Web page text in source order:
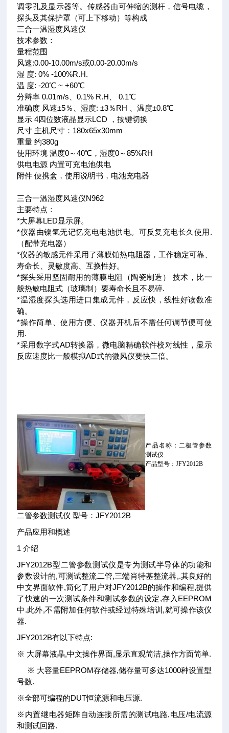
调零孔及显示器等。传感器由可伸缩的测杆，信号电缆，
探头及其保护罩（可上下移动）等构成
三合一温湿度风速仪
技术参数：
量程范围
风速:0.00-10.00m/s或0.00-20.00m/s
湿 度: 0% -100%R.H.
温 度: -20℃ ~ +60℃
分辩率 0.01m/s、0.1% R.H、 0.1℃
准确度 风速±5％、湿度: ±3％RH 、温度±0.8℃
显示 4四位数液晶显示LCD ，按键切换
尺寸 主机尺寸：180x65x30mm
重量 约380g
使用环境 温度0～40℃，湿度0～85%RH
供电电源 内置可充电池供电
附件 便携盒，使用说明书，电池充电器
三合一温湿度风速仪N962
主要特点：
*大屏幕LED显示屏。
*仪器由镍氢无记忆充电电池供电。可反复充电长久使用.
（配带充电器）
*仪器的敏感元件采用了薄膜铂热电阻器，工作稳定可靠、
寿命长、灵敏度高、互换性好。
*探头采用坚固耐用的薄膜电阻（陶瓷制造） 技术，比一
般热敏电阻式（玻璃制）要寿命长且不易碎.
*温湿度探头选用进口集成元件，反应快，线性好读数准
确。
*操作简单、使用方便、仪器开机后不需任何调节便可使
用.
*采用数字式AD转换器，微电脑精确软件校对线性，显示
反应速度比一般模拟AD式的微风仪要快三倍。
产品名称：二极管参数
测试仪
产品型号：JFY2012B
二管参数测试仪 型号：JFY2012B
产品应用和概述
1 介绍
JFY2012B型二管参数测试仪是专为测试半导体的功能和
参数设计的,可测试整流二管,三端肖特基整流器,.其良好的
中文界面软件,简化了用户对JFY2012B的操作和编程,提供
了快速的一次测试条件和测试参数的设定,存入EEPROM
中.此外,不需附加任何软件或经过特殊培训,就可操作该仪
器.
JFY2012B有以下特点:
※ 大屏幕液晶,中文操作界面,显示直观简洁,操作方面简单.
※ 大容量EEPROM存储器,储存量可多达1000种设置型
号数.
※全部可编程的DUT恒流源和电压源.
※内置继电器矩阵自动连接所需的测试电路,电压/电流源
和测试回路.